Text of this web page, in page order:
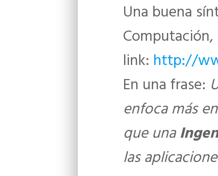
Una buena
link: http://
En una frase:
enfoca más
que una
las